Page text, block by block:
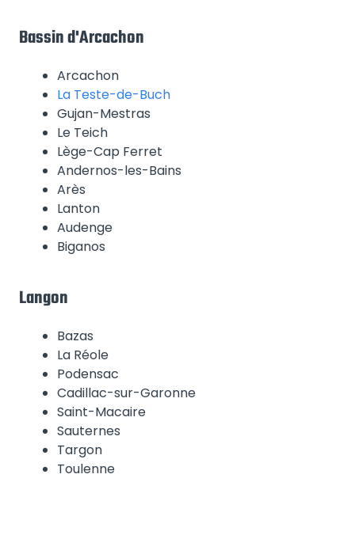
Bassin d'Arcachon
Arcachon
La Teste-de-Buch
Gujan-Mestras
Le Teich
Lège-Cap Ferret
Andernos-les-Bains
Arès
Lanton
Audenge
Biganos
Langon
Bazas
La Réole
Podensac
Cadillac-sur-Garonne
Saint-Macaire
Sauternes
Targon
Toulenne